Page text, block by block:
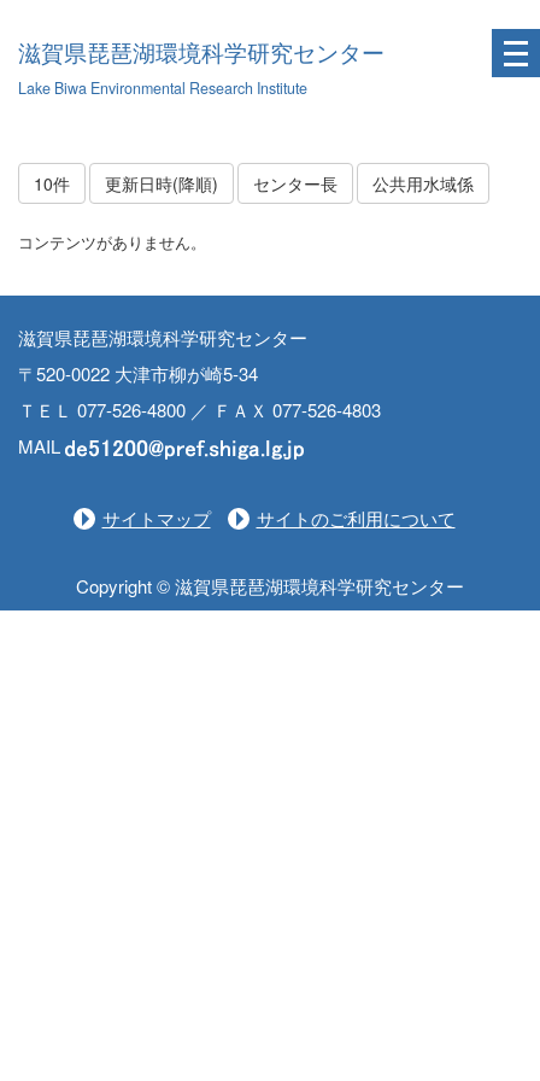
滋賀県琵琶湖環境科学研究センター
Lake Biwa Environmental Research Institute
10件 更新日時(降順) センター長 公共用水域係
コンテンツがありません。
滋賀県琵琶湖環境科学研究センター
〒520-0022 大津市柳が崎5-34
ＴＥＬ 077-526-4800 ／ ＦＡＸ 077-526-4803
MAIL
サイトマップ サイトのご利用について
Copyright © 滋賀県琵琶湖環境科学研究センター